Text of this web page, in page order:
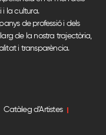
i la cultura.
de professió i dels
de la nostra trajectòria,
i transparència.
Catàleg d’Artistes